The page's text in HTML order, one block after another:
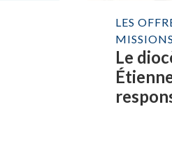
LES
MISSIONS
Le